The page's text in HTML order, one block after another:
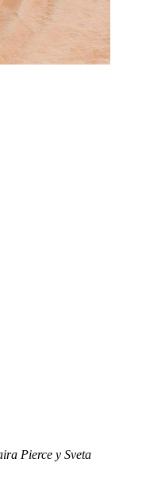
Pierce y Sveta